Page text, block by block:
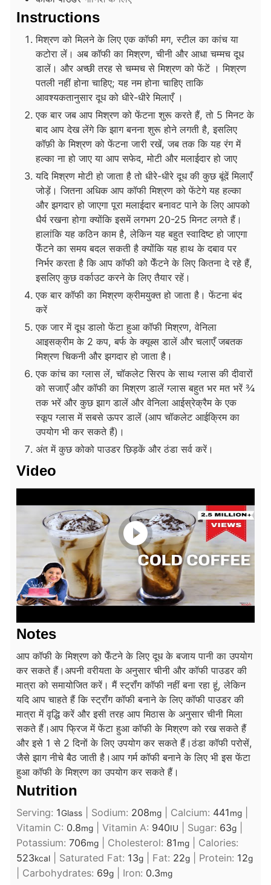
Instructions
मिश्रण को मिलने के लिए एक कॉफी मग, स्टील का कांच या
कटोरा लें। अब कॉफी का मिश्रण, चीनी और आधा चम्मच दूध
डालें। और अच्छी तरह से चम्मच से मिश्रण को फेंटें । मिश्रण
पतली नहीं होना चाहिए; यह नम होना चाहिए ताकि
आवश्यकतानुसार दूध को धीरे-धीरे मिलाएँ ।
एक बार जब आप मिश्रण को फेंटना शुरू करते हैं, तो 5 मिनट के
बाद आप देख लेंगे कि झाग बनना शुरू होने लगती है, इसलिए
कॉफ़ी के मिश्रण को फेंटना जारी रखें, जब तक कि यह रंग में
हल्का ना हो जाए या आप सफेद, मोटी और मलाईदार हो जाए
यदि मिश्रण मोटी हो जाता है तो धीरे-धीरे दूध की कुछ बूंदें मिलाएँ
जोड़ें। जितना अधिक आप कॉफी मिश्रण को फेंटेगे यह हल्का
और झगदार हो जाएगा पूरा मलाईदार बनावट पाने के लिए आपको
धैर्य रखना होगा क्योंकि इसमें लगभग 20-25 मिनट लगते हैं।
हालांकि यह कठिन काम है, लेकिन यह बहुत स्वादिष्ट हो जाएगा
फेँटने का समय बदल सकती है क्योंकि यह हाथ के दबाव पर
निर्भर करता है कि आप कॉफी को फेँटने के लिए कितना दे रहे हैं,
इसलिए कुछ वर्काउट करने के लिए तैयार रहें।
एक बार कॉफी का मिश्रण क्रीमयुक्त हो जाता है। फेंटना बंद
करें
एक जार में दूध डालो फेंटा हुआ कॉफी मिश्रण, वेनिला
आइसक्रीम के 2 कप, बर्फ के क्यूब्स डालें और चलाएँ जबतक
मिश्रण चिकनी और झगदार हो जाता है।
एक कांच का ग्लास लें, चॉकलेट सिरप के साथ ग्लास की दीवारों
को सजाएँ और कॉफी का मिश्रण डालें ग्लास बहुत भर मत भरें ¾
तक भरें और कुछ झाग डालें और वेनिला आईस्रेक्रैम के एक
स्कूप ग्लास में सबसे ऊपर डालें (आप चॉकलेट आईक्रिम का
उपयोग भी कर सकते हैं)।
अंत में कुछ कोको पाउडर छिड़कें और ठंडा सर्व करें।
Video
Notes
आप कॉफी के मिश्रण को फेँटने के लिए दूध के बजाय पानी का उपयोग
कर सकते हैं। अपनी वरीयता के अनुसार चीनी और कॉफी पाउडर की
मात्रा को समायोजित करें। मैं स्ट्रॉंग कॉफी नहीं बना रहा हूं, लेकिन
यदि आप चाहते हैं कि स्ट्रॉंग कॉफी बनाने के लिए कॉफी पाउडर की
मात्रा में वृद्धि करें और इसी तरह आप मिठास के अनुसार चीनी मिला
सकते हैं। आप फ्रिज में फेंटा हुआ कॉफी के मिश्रण को रख सकते हैं
और इसे 1 से 2 दिनों के लिए उपयोग कर सकते हैं।ठंडा कॉफी परोसें,
जैसे झाग नीचे बैठ जाती है। आप गर्म कॉफी बनाने के लिए भी इस फेंटा
हुआ कॉफी के मिश्रण का उपयोग कर सकते हैं।
Nutrition
Serving: 1Glass Sodium: 208mg Calcium: 441mg
Vitamin C: 0.8mg Vitamin A: 940IU Sugar: 63g
Potassium: 706mg Cholesterol: 81mg
Calories:
523kcal Saturated Fat: 13g Fat: 22g Protein: 12g
Carbohydrates: 69g Iron: 0.3mg